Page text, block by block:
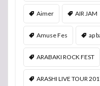
Aimer AIR JAM
Amuse Fes ap
ARABAKI ROCK FEST
ARASHI LIVE TOUR